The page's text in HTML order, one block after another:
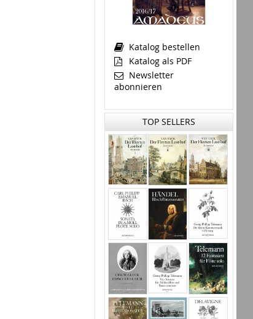
Katalog bestellen
Katalog als PDF
Newsletter
abonnieren
TOP SELLERS